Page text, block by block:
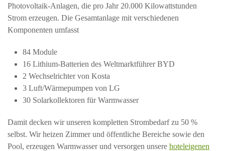
Photovoltaik-Anlagen, die pro Jahr 20.000 Kilowattstunden
Strom erzeugen. Die Gesamtanlage mit verschiedenen
Komponenten umfasst
84 Module
16 Lithium-Batterien des Weltmarktführer BYD
2 Wechselrichter von Kosta
3 Luft/Wärmepumpen von LG
30 Solarkollektoren für Warmwasser
Damit decken wir unseren kompletten Strombedarf zu 50 %
selbst. Wir heizen Zimmer und öffentliche Bereiche sowie den
Pool, erzeugen Warmwasser und versorgen unsere hoteleigenen